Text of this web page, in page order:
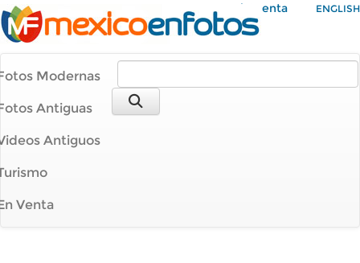
Mi Cuenta ENGLISH
Modernas
Antiguas
Antiguos
Venta